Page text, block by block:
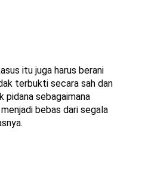
itu juga harus berani
terbukti secara sah dan
pidana sebagaimana
bebas dari segala